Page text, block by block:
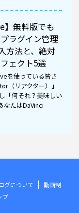
】無料版でも
ラグイン管理
方法と、絶対
ェクト5選
を使っている皆さ
（リアクター）」
「何それ？美味しい
なたはDaVinci
グについて
動画制
プ